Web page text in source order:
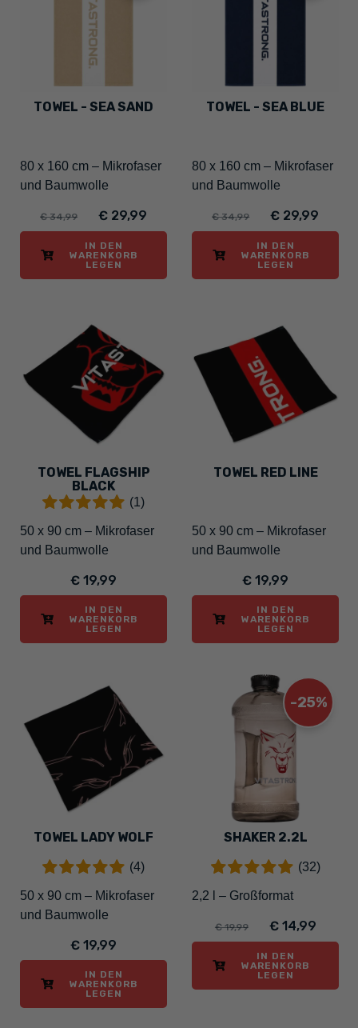
TOWEL - SEA SAND
80 x 160 cm – Mikrofaser
und Baumwolle
€ 34,99 € 29,99
IN DEN
WARENKORB
LEGEN
TOWEL - SEA BLUE
80 x 160 cm – Mikrofaser
und Baumwolle
€ 34,99 € 29,99
IN DEN
WARENKORB
LEGEN
TOWEL FLAGSHIP
BLACK
(1)
50 x 90 cm – Mikrofaser
und Baumwolle
€ 19,99
IN DEN
WARENKORB
LEGEN
TOWEL RED LINE
50 x 90 cm – Mikrofaser
und Baumwolle
€ 19,99
IN DEN
WARENKORB
LEGEN
TOWEL LADY WOLF
(4)
50 x 90 cm – Mikrofaser
und Baumwolle
€ 19,99
IN DEN
WARENKORB
LEGEN
-25%
SHAKER 2.2L
(32)
2,2 l – Großformat
€ 19,99 € 14,99
IN DEN
WARENKORB
LEGEN